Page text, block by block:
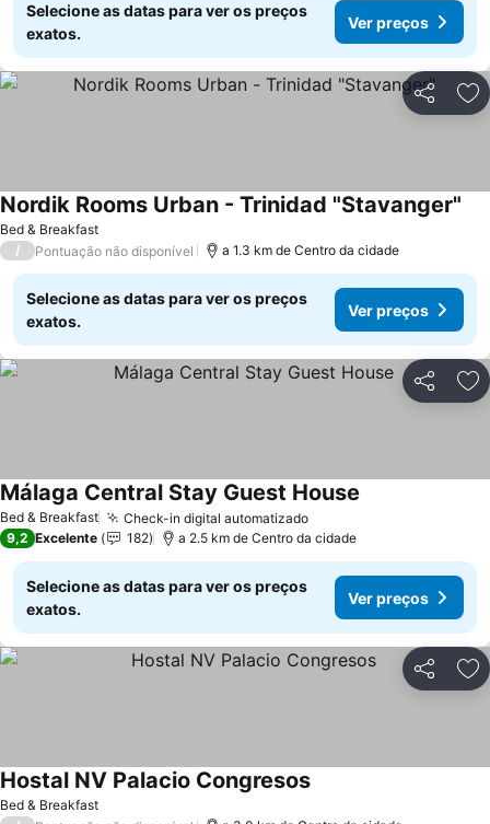
Selecione as datas para ver os preços
exatos.
Ver preços
Partilhar
Bed & Breakfast
Nordik Rooms Urban - Trinidad "Stavanger"
/ Pontuação não disponível a 1.3 km de Centro da cidade
Selecione as datas para ver os preços
exatos.
Ver preços
Partilhar
Bed & Breakfast Check-in digital automatizado
Málaga Central Stay Guest House
9,2 Excelente 182 a 2.5 km de Centro da cidade
Selecione as datas para ver os preços
exatos.
Ver preços
Partilhar
Bed & Breakfast
Hostal NV Palacio Congresos